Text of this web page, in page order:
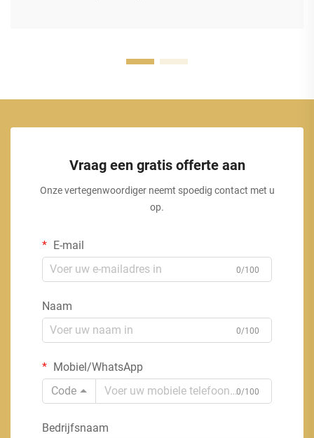
Vraag een gratis offerte aan
Onze vertegenwoordiger neemt spoedig contact met u
op.
E-mail
0/100
Naam
0/100
Mobiel/WhatsApp
Code
0/100
Bedrijfsnaam